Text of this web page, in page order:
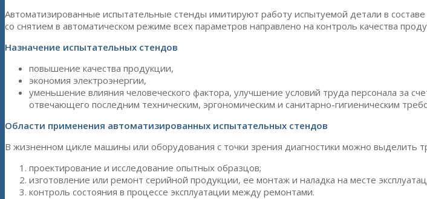
Автоматизированные испытательные стенды имитируют работу испытуемой детали в
со снятием в автоматическом режиме всех параметров направлено на контроль качества
Назначение испытательных стендов
повышение качества продукции,
экономия электроэнергии,
уменьшение влияния человеческого фактора, улучшение условий труда персонала за
отвечающего последним техническим, эргономическим и санитарно-гигиеническим
Области применения автоматизированных испытательных стендов
В жизненном цикле машины или оборудования с точки зрения диагностики можно выделить
проектирование и исследование опытных образцов;
изготовление или ремонт серийной продукции, ее монтаж и наладка на месте
контроль состояния в процессе эксплуатации между ремонтами.